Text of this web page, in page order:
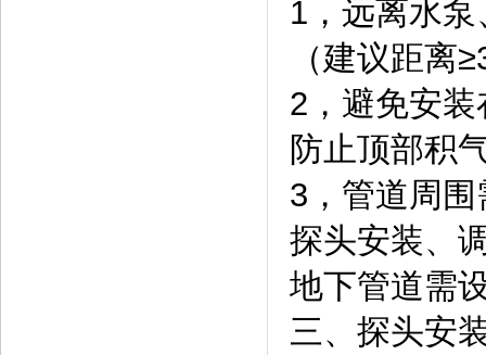
1，远离水
（建议距离
2，避免安
防止顶部积
3，管道周
探头安装、
地下管道需
三、探头安